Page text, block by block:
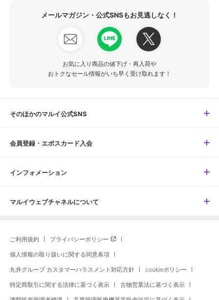
メールマガジン・公式SNSもお見逃しなく！
お気に入り商品の値下げ・再入荷や
おトクなセール情報がいち早く受け取れます！
そのほかのマルイ公式SNS
会員登録・エポスカード入会
インフォメーション
マルイウェブチャネルについて
ご利用規約 プライバシーポリシー
個人情報の取り扱いに関する同意条項
丸井グループ カスタマーハラスメント対応方針 cookieポリシー
特定商取引に関する法律に基づく表示 古物営業法に基づく表示